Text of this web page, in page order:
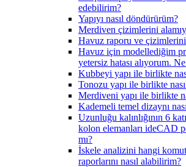
edebilirim?
Yapıyı nasıl döndürürüm?
Merdiven çizimlerini
Havuz raporu ve
Havuz için modellediğim
yetersiz hatası alıyorum.
Kubbeyi yapı ile birlikte
Tonozu yapı ile birlikte
Merdiveni yapı ile birlikte
Kademeli temel dizaynı
Uzunluğu kalınlığının 6
kolon elemanları ideCAD
mı?
İskele analizini hangi
raporlarını nasıl alabilirim?